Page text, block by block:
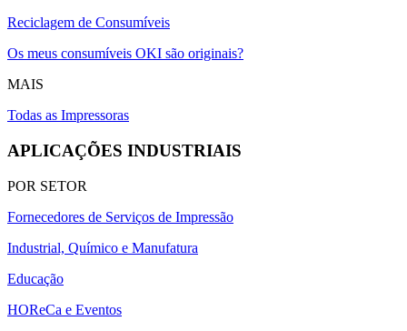
Reciclagem de Consumíveis
Os meus consumíveis OKI são originais?
MAIS
Todas as Impressoras
APLICAÇÕES INDUSTRIAIS
POR SETOR
Fornecedores de Serviços de Impressão
Industrial, Químico e Manufatura
Educação
HOReCa e Eventos